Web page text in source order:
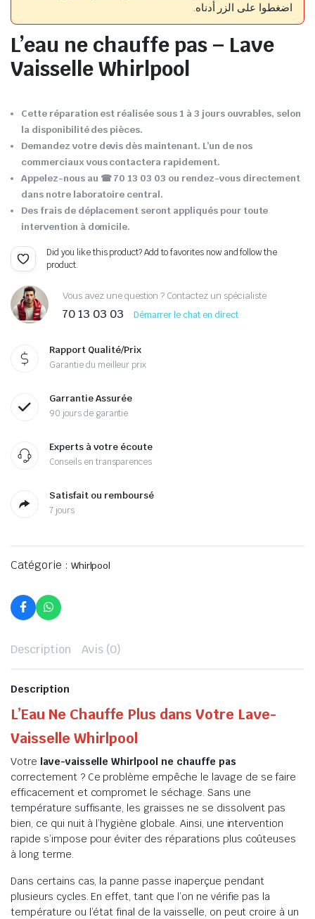
اضغطوا على الزر أدناه.
L’eau ne chauffe pas – Lave
Vaisselle Whirlpool
Cette réparation est réalisée sous 1 à 3 jours ouvrables, selon
la disponibilité des pièces.
Demandez votre devis dès maintenant. L’un de nos
commerciaux vous contactera rapidement.
Appelez-nous au ☎ 70 13 03 03 ou rendez-vous directement
dans notre laboratoire central.
Des frais de déplacement seront appliqués pour toute
intervention à domicile.
Did you like this product? Add to favorites now and follow the
product.
Vous avez une question ? Contactez un spécialiste
70 13 03 03 Démarrer le chat en direct
Rapport Qualité/Prix
Garantie du meilleur prix
Garrantie Assurée
90 jours de garantie
Experts à votre écoute
Conseils en transparences
Satisfait ou remboursé
7 jours
Catégorie : Whirlpool
Description Avis (0)
Description
L’Eau Ne Chauffe Plus dans Votre Lave-
Vaisselle Whirlpool
Votre lave-vaisselle Whirlpool ne chauffe pas
correctement ? Ce problème empêche le lavage de se faire
efficacement et compromet le séchage. Sans une
température suffisante, les graisses ne se dissolvent pas
bien, ce qui nuit à l’hygiène globale. Ainsi, une intervention
rapide s’impose pour éviter des réparations plus coûteuses
à long terme.
Dans certains cas, la panne passe inaperçue pendant
plusieurs cycles. En effet, tant que l’on ne vérifie pas la
température ou l’état final de la vaisselle, on peut croire à un